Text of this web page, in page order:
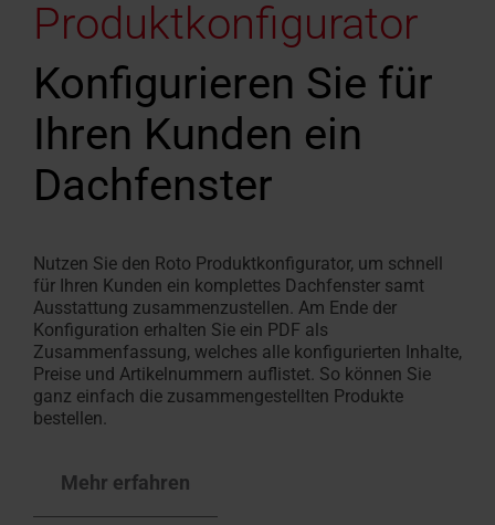
Produktkonfigurator
Konfigurieren Sie für
Ihren Kunden ein
Dachfenster
Nutzen Sie den Roto Produktkonfigurator, um schnell
für Ihren Kunden ein komplettes Dachfenster samt
Ausstattung zusammenzustellen. Am Ende der
Konfiguration erhalten Sie ein PDF als
Zusammenfassung, welches alle konfigurierten Inhalte,
Preise und Artikelnummern auflistet. So können Sie
ganz einfach die zusammengestellten Produkte
bestellen.
Mehr erfahren